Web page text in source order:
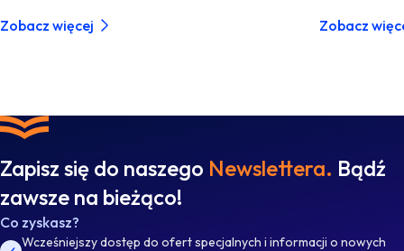
Zobacz więcej Zobacz
Zapisz się do naszego Newslettera. Bądź
zawsze na bieżąco!
Co zyskasz?
Wcześniejszy dostęp do ofert specjalnych i informacji o nowych